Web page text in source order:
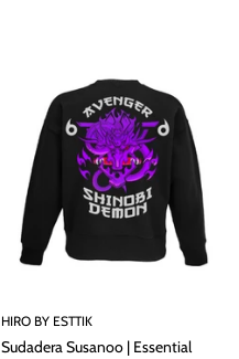
HIRO BY ESTTIK
Sudadera Susanoo | Essential